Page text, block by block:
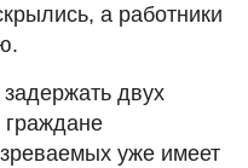
а работники
двух
уже имеет